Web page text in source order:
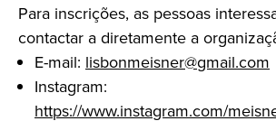
Para inscrições, as pessoas
contactar a diretamente a
E-mail: lisbonmeisner@gmail.com
Instagram:
https://www.instagram.com/